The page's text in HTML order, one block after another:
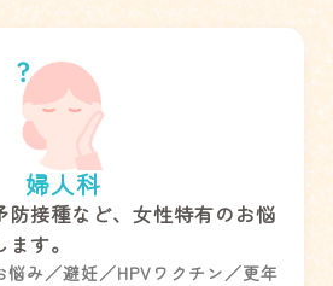
婦人科
防接種など、女性特有のお悩
す。
み／避妊／HPVワクチン／更年